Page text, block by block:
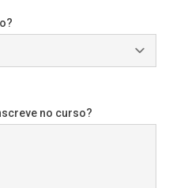
no curso?